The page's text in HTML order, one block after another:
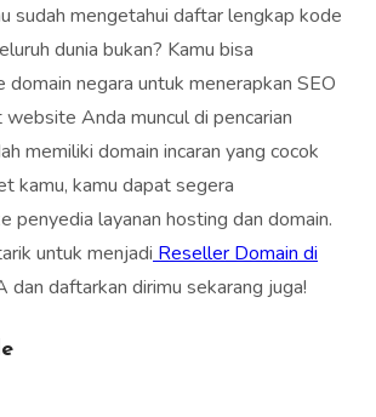
sudah mengetahui daftar lengkap kode
dunia bukan? Kamu bisa
domain negara untuk menerapkan SEO
Anda muncul di pencarian
memiliki domain incaran yang cocok
kamu, kamu dapat segera
penyedia layanan hosting dan domain.
untuk menjadi Reseller Domain di
dan daftarkan dirimu sekarang juga!